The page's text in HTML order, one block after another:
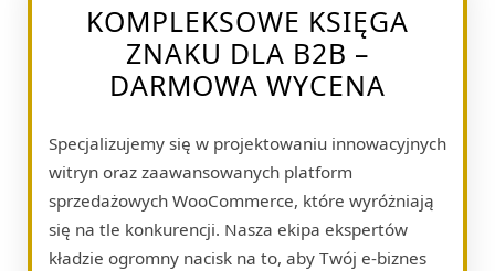
KOMPLEKSOWE KSIĘGA
ZNAKU DLA B2B –
DARMOWA WYCENA
Specjalizujemy się w projektowaniu innowacyjnych
witryn oraz zaawansowanych platform
sprzedażowych WooCommerce, które wyróżniają
się na tle konkurencji. Nasza ekipa ekspertów
kładzie ogromny nacisk na to, aby Twój e-biznes